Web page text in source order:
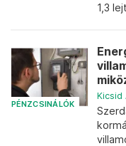
1,3
PÉNZCSINÁLÓK
Kicsid